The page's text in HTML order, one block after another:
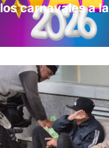
carnavales a la